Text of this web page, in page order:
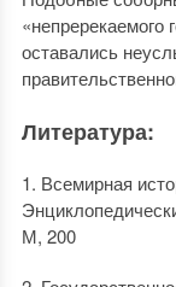
«непререкаемого
оставались
Литература:
1. Всемирная
М, 200